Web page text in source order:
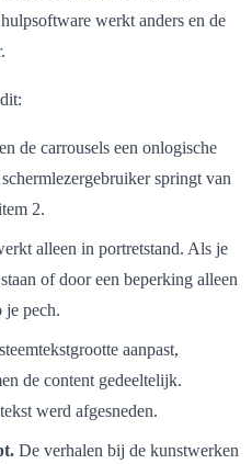
werkt anders en de
de carrousels een onlogische
springt van
2.
alleen in portretstand. Als je
of door een beperking alleen
je pech.
aanpast,
de content gedeeltelijk.
werd afgesneden.
De verhalen bij de kunstwerken